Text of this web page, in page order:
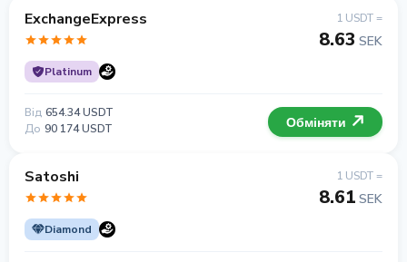
ExchangeExpress
Platinum
1 USDT =
8.63 SEK
Від 654.34 USDT
До 90 174 USDT Обміняти
Satoshi
Diamond
1 USDT =
8.61 SEK